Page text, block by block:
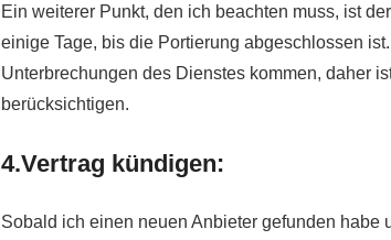
Ein weiterer Punkt, den ich beachten muss, ist
einige Tage, bis die Portierung abgeschlossen
Unterbrechungen des Dienstes kommen, daher
berücksichtigen.
4.Vertrag kündigen:
Sobald ich einen neuen Anbieter gefunden habe